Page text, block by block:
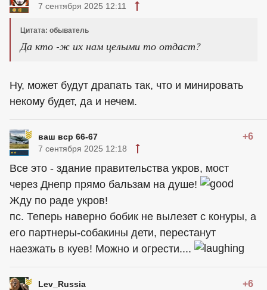
7 сентября 2025 12:11
Цитата: обыватель
Да кто -ж их нам целыми то отдаст?
Ну, может будут драпать так, что и минировать
некому будет, да и нечем.
ваш вср 66-67 +6
7 сентября 2025 12:18
Все это - здание правительства укров, мост
через Днепр прямо бальзам на душе!
Жду по раде укров!
пс. Теперь наверно бобик не вылезет с конуры, а
его партнеры-собакины дети, перестанут
наезжать в куев! Можно и огрести....
Lev_Russia +6